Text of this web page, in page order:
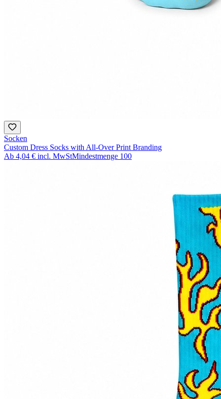
Socken
Custom Dress Socks with All-Over Print Branding
Ab 4,04 € incl. MwStMindestmenge 100